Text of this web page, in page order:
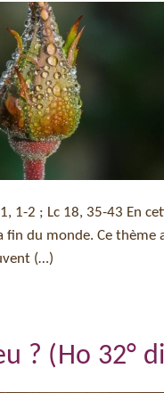
1-2 ; Lc 18, 35-43 En
du monde. Ce thème
(…)
? (Ho 32°